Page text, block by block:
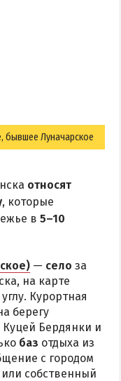
бывшее Луначарское
относят
, которые
в 5–10
— село за
на карте
Курортная
берегу
Куцей Бердянки и
баз отдыха из
с городом
или собственный